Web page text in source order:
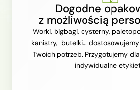
Dogodne
z możliwością
Worki, bigbagi, cysterny,
kanistry, butelki...
Twoich potrzeb. Przygotujemy
indywidualne